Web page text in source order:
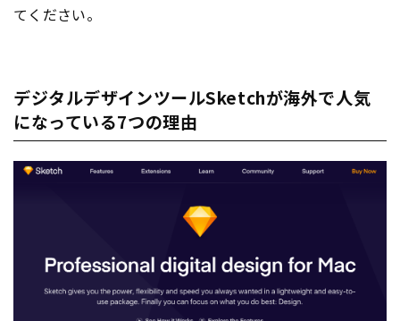
てください。
デジタルデザインツールSketchが海外で人気
になっている7つの理由